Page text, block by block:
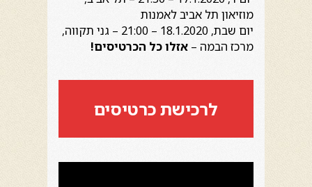
מוזיאון תל אביב לאמנות
יום שבת, 18.1.2020 – 21:00 – גני תקווה,
מרכז הבמה – אזלו כל הכרטיסים!
לרכישת כרטיסים